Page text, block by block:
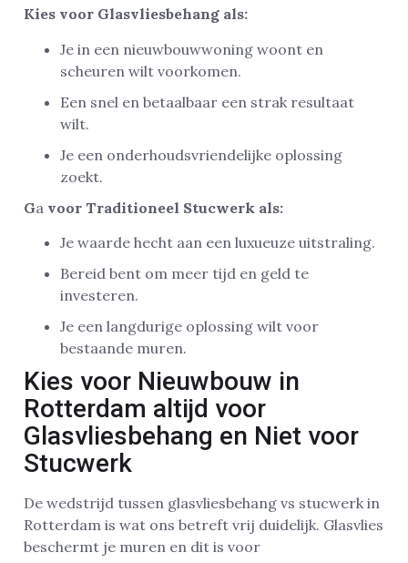
Kies voor Glasvliesbehang als:
Je in een nieuwbouwwoning woont en
scheuren wilt voorkomen.
Een snel en betaalbaar een strak resultaat
wilt.
Je een onderhoudsvriendelijke oplossing
zoekt.
Ga voor Traditioneel Stucwerk als:
Je waarde hecht aan een luxueuze uitstraling.
Bereid bent om meer tijd en geld te
investeren.
Je een langdurige oplossing wilt voor
bestaande muren.
Kies voor Nieuwbouw in
Rotterdam altijd voor
Glasvliesbehang en Niet voor
Stucwerk
De wedstrijd tussen glasvliesbehang vs stucwerk in
Rotterdam is wat ons betreft vrij duidelijk. Glasvlies
beschermt je muren en dit is voor